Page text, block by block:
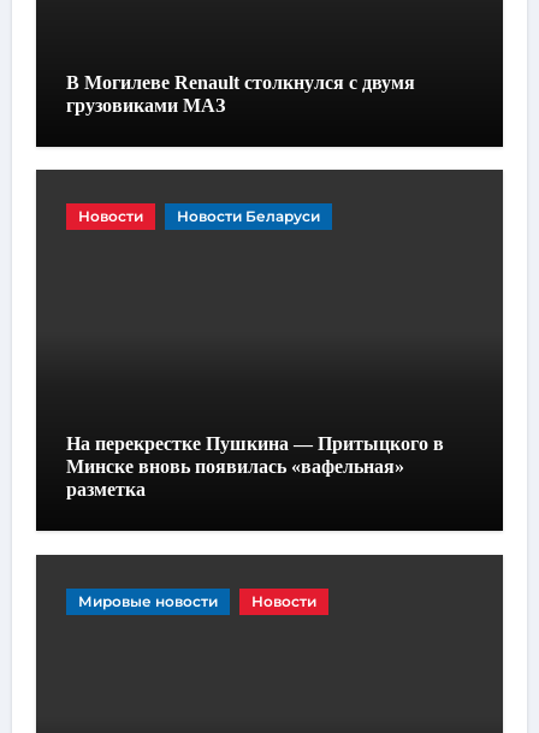
В Могилеве Renault столкнулся с двумя
грузовиками МАЗ
Новости Новости Беларуси
На перекрестке Пушкина — Притыцкого в
Минске вновь появилась «вафельная»
разметка
Мировые новости Новости